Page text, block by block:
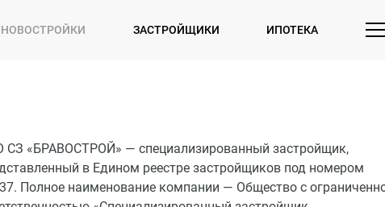
НОВОСТРОЙКИ ЗАСТРОЙЩИКИ ИПОТЕКА
СЗ «БРАВОСТРОЙ» — специализированный застройщик,
в Едином реестре застройщиков под номером
Полное наименование компании — Общество с